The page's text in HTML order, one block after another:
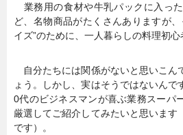
業務用の食材や牛乳パックに入っ
ど、名物商品がたくさんありますが
イズ”のために、一人暮らしの料理初心
自分たちには関係がないと思いこん
ょう。しかし、実はそうではないん
0代のビジネスマンが喜ぶ業務スーパ
厳選してご紹介してみたいと思います
です）。